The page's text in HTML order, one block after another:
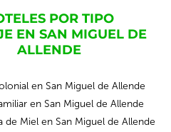
POR TIPO
EN SAN MIGUEL DE
ALLENDE
en San Miguel de Allende
en San Miguel de Allende
de Miel en San Miguel de Allende